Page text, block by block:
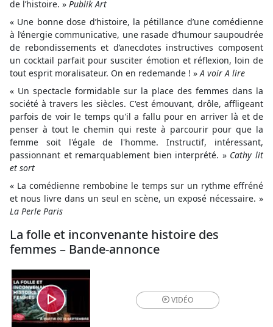
de l’histoire. » Publik Art
« Une bonne dose d’histoire, la pétillance d’une comédienne
à l’énergie communicative, une rasade d’humour saupoudrée
de rebondissements et d’anecdotes instructives composent
un cocktail parfait pour susciter émotion et réflexion, loin de
tout esprit moralisateur. On en redemande ! »A voir A lire
« Un spectacle formidable sur la place des femmes dans la
société à travers les siècles. C'est émouvant, drôle, affligeant
parfois de voir le temps qu'il a fallu pour en arriver là et de
penser à tout le chemin qui reste à parcourir pour que la
femme soit l'égale de l'homme. Instructif, intéressant,
passionnant et remarquablement bien interprété. » Cathy lit
et sort
« La comédienne rembobine le temps sur un rythme effréné
et nous livre dans un seul en scène, un exposé nécessaire. »
La Perle Paris
La folle et inconvenante histoire des
femmes – Bande-annonce
VIDÉO